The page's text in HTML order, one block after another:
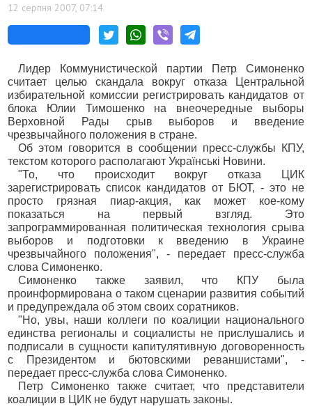
12 серпня 2007, 07:14
Лидер Коммунистической партии Петр Симоненко
считает целью скандала вокруг отказа Центральной
избирательной комиссии регистрировать кандидатов от
блока Юлии Тимошенко на внеочередные выборы
Верховной Рады срыв выборов и введение
чрезвычайного положения в стране.
Об этом говорится в сообщении пресс-службы КПУ,
текстом которого располагают Українські Новини.
"То, что происходит вокруг отказа ЦИК
зарегистрировать список кандидатов от БЮТ, - это не
просто грязная пиар-акция, как может кое-кому
показаться на первый взгляд. Это
запрограммированная политическая технология срыва
выборов и подготовки к введению в Украине
чрезвычайного положения", - передает пресс-служба
слова Симоненко.
Симоненко также заявил, что КПУ была
проинформирована о таком сценарии развития событий
и предупреждала об этом своих соратников.
"Но, увы, наши коллеги по коалиции национального
единства регионалы и социалисты не прислушались и
подписали в сущности капитулятивную договоренность
с Президентом и бютовскими реваншистами", -
передает пресс-служба слова Симоненко.
Петр Симоненко также считает, что представители
коалиции в ЦИК не будут нарушать законы.